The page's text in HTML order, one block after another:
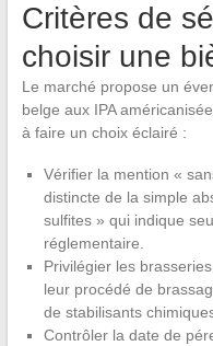
Critères de
choisir une
Le marché propose un
belge aux IPA
à faire un choix éclairé :
Vérifier la mention «
distincte de la simple
sulfites » qui indique
réglementaire.
Privilégier les
leur procédé de
de stabilisants
Contrôler la date de